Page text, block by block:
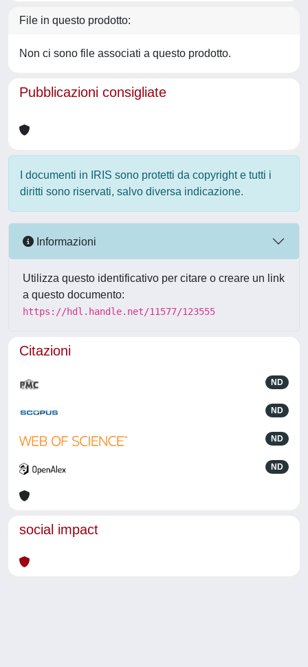
File in questo prodotto:
Non ci sono file associati a questo prodotto.
Pubblicazioni consigliate
I documenti in IRIS sono protetti da copyright e tutti i
diritti sono riservati, salvo diversa indicazione.
Informazioni
Utilizza questo identificativo per citare o creare un link
a questo documento:
https://hdl.handle.net/11577/123555
Citazioni
ND
ND
ND
ND
social impact